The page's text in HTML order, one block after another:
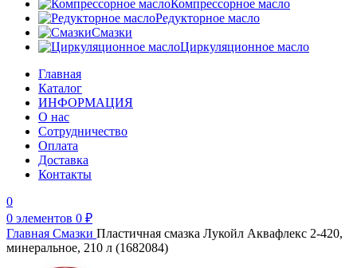
Компрессорное масло
Редукторное масло
Смазки
Циркуляционное масло
Главная
Каталог
ИНФОРМАЦИЯ
О нас
Сотрудничество
Оплата
Доставка
Контакты
0
0 элементов 0 ₽
Главная Смазки Пластичная смазка Лукойл Аквафлекс 2-420,
минеральное, 210 л (1682084)